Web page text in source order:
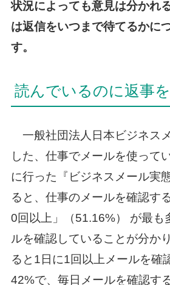
状況によっても意見は分かれ
は返信をいつまで待てるかに
す。
読んでいるのに返事
一般社団法人日本ビジネス
した、仕事でメールを使って
に行った『ビジネスメール実
ると、仕事のメールを確認す
0回以上」（51.16%） が最も
ルを確認していることが分か
ると1日に1回以上メールを確
42%で、毎日メールを確認す